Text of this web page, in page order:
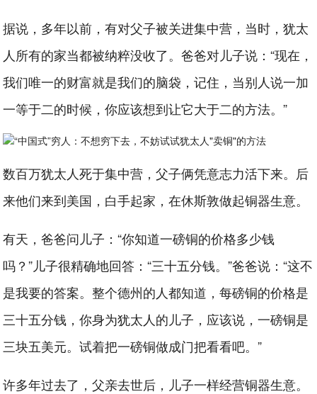
据说，多年以前，有对父子被关进集中营，当时，犹太
人所有的家当都被纳粹没收了。爸爸对儿子说：“现在，
我们唯一的财富就是我们的脑袋，记住，当别人说一加
一等于二的时候，你应该想到让它大于二的方法。”
数百万犹太人死于集中营，父子俩凭意志力活下来。后
来他们来到美国，白手起家，在休斯敦做起铜器生意。
有天，爸爸问儿子：“你知道一磅铜的价格多少钱
吗？”儿子很精确地回答：“三十五分钱。”爸爸说：“这不
是我要的答案。整个德州的人都知道，每磅铜的价格是
三十五分钱，你身为犹太人的儿子，应该说，一磅铜是
三块五美元。试着把一磅铜做成门把看看吧。”
许多年过去了，父亲去世后，儿子一样经营铜器生意。